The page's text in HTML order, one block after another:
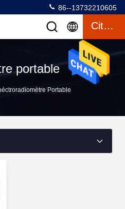
86--13732210605
Citation
portable
Portable